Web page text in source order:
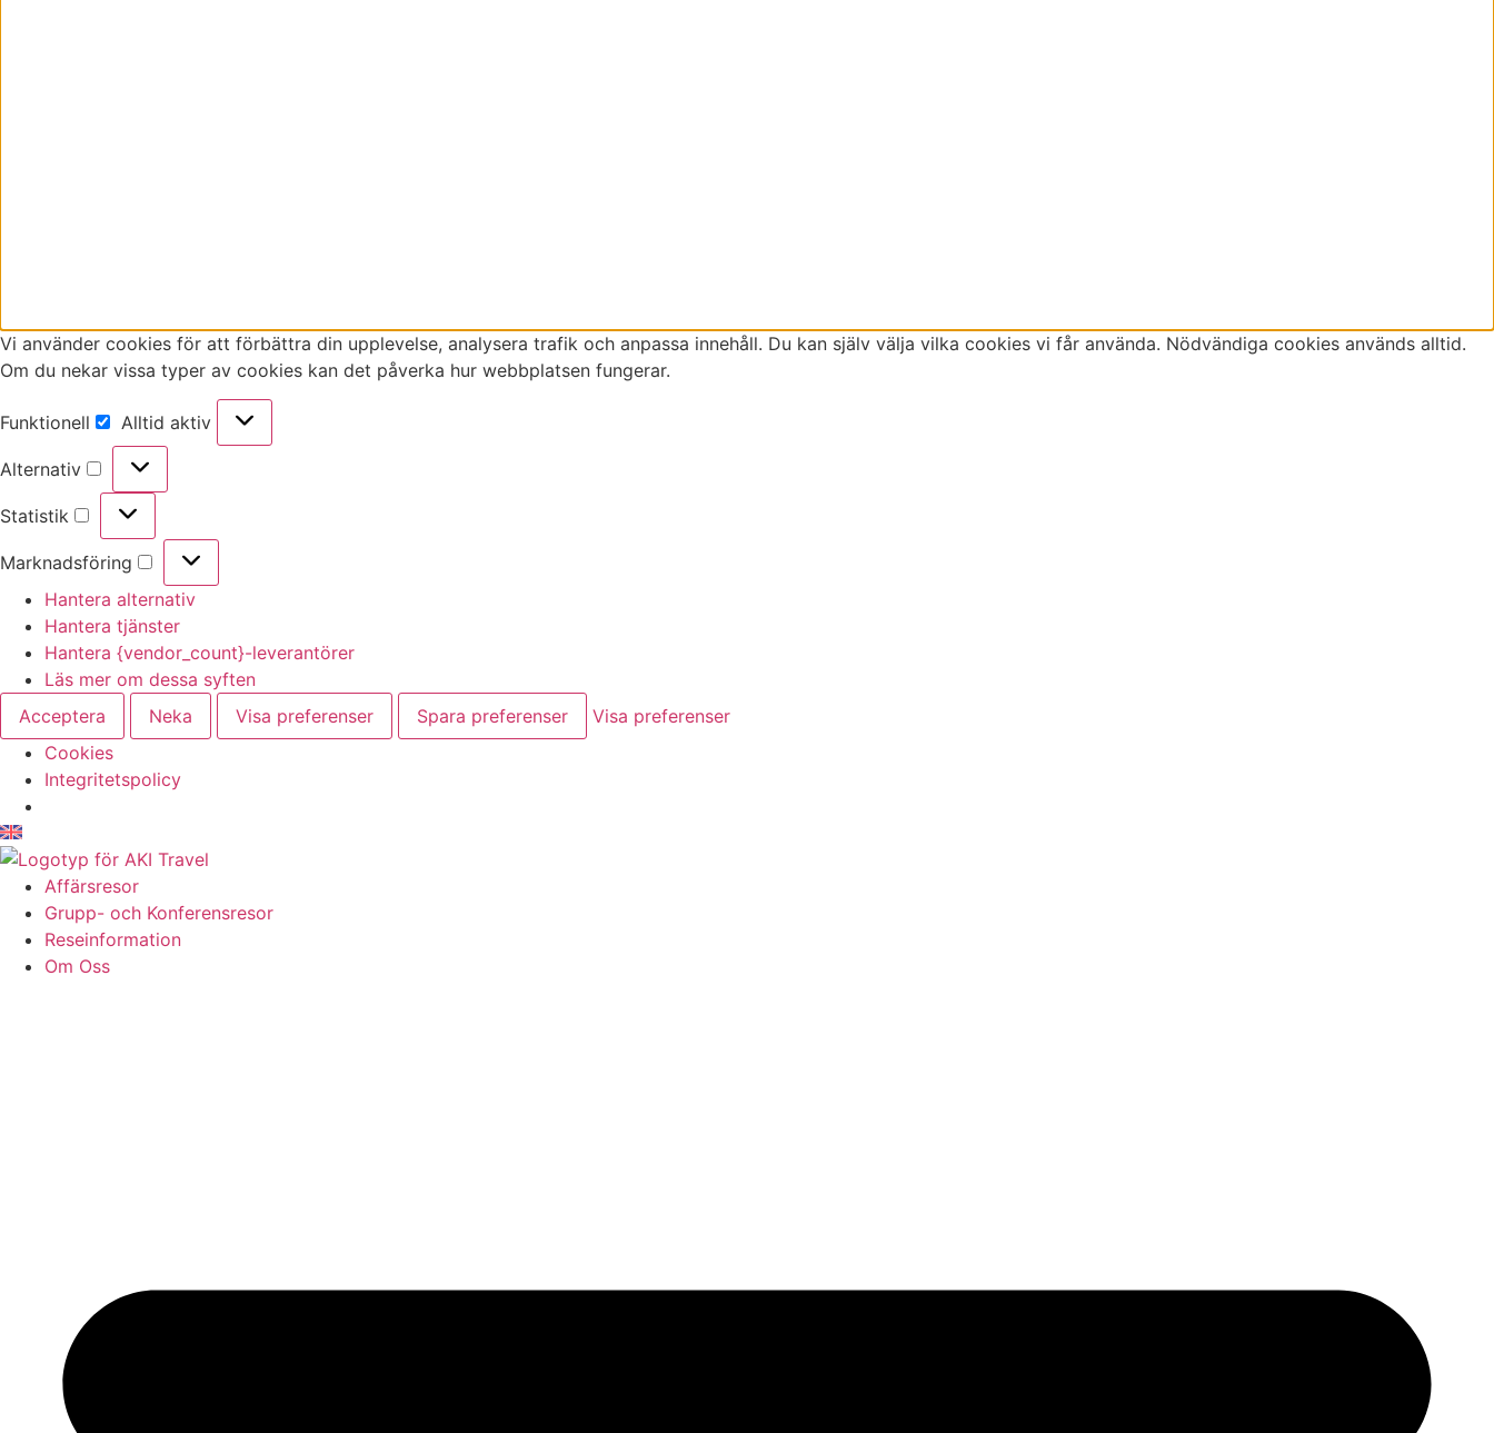
Vi använder cookies för att förbättra din upplevelse, analysera trafik och anpassa innehåll. Du kan själv välja vilka cookies vi får använda. Nödvändiga cookies används alltid.
Om du nekar vissa typer av cookies kan det påverka hur webbplatsen fungerar.
Funktionell Funktionell
Alltid aktiv
Alternativ
Alternativ
Statistik
Statistik
Marknadsföring
Marknadsföring
Hantera alternativ
Hantera tjänster
Hantera {vendor_count}-leverantörer
Läs mer om dessa syften
Acceptera
Neka Visa preferenser Spara preferenser
Visa preferenser
Cookies
Integritetspolicy
Hoppa
till
innehållAffärsresor
Grupp- och Konferensresor
Reseinformation
Om Oss